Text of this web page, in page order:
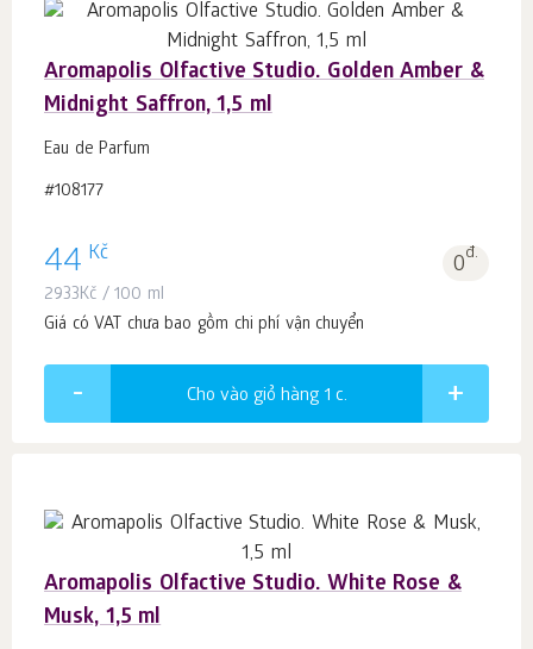
Aromapolis Olfactive Studio. Golden Amber &
Midnight Saffron, 1,5 ml
Eau de Parfum
#108177
44 Kč 0đ.
2933Kč / 100 ml
Giá có VAT chưa bao gồm chi phí vận chuyển
Cho vào giỏ hàng 1 c.
Aromapolis Olfactive Studio. White Rose &
Musk, 1,5 ml